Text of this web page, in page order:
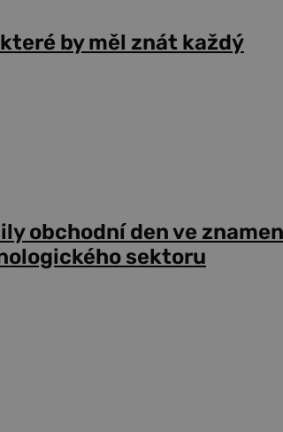
by měl znát každý
obchodní den ve
sektoru